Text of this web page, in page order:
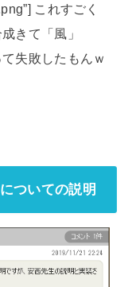
これすごく
きて「風」
失敗したもんｗ
ついての説明